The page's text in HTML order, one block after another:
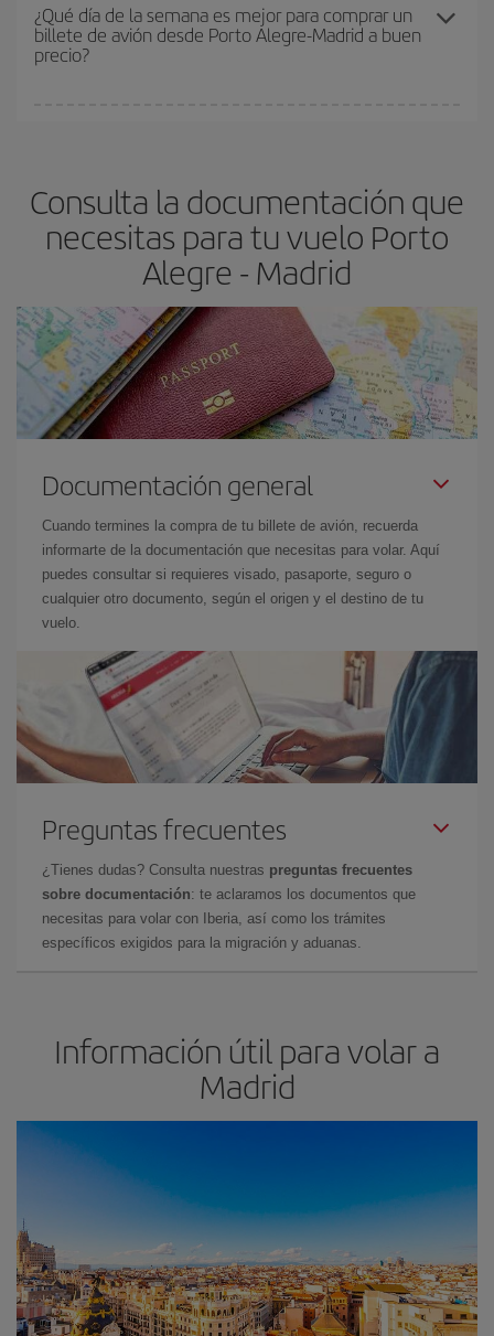
precio según tus necesidades de viaje. La tarifa básica, te
asegura el vuelo más barato.
¿Qué día de la semana es mejor para comprar un
billete de avión desde Porto Alegre-Madrid a buen
precio?
avión más baratos te saldrán. Además, si buscas los vuelos con
las fechas y los horarios del viaje un poco abiertos, podráselegir
el precio más barato.
Consulta la documentación que
necesitas para tu vuelo Porto
Alegre - Madrid
Documentación general
Cuando termines la compra de tu billete de avión, recuerda
informarte de la documentación que necesitas para volar. Aquí
puedes consultar si requieres visado, pasaporte, seguro o
cualquier otro documento, según el origen y el destino de tu
vuelo.
Preguntas frecuentes
¿Tienes dudas? Consulta nuestras preguntas frecuentes
sobre documentación: te aclaramos los documentos que
necesitas para volar con Iberia, así como los trámites
específicos exigidos para la migración y aduanas.
Información útil para volar a
Madrid